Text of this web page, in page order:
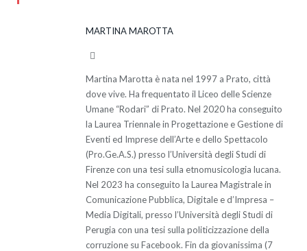
MARTINA MAROTTA
Martina Marotta è nata nel 1997 a Prato, città
dove vive. Ha frequentato il Liceo delle Scienze
Umane “Rodari” di Prato. Nel 2020 ha conseguito
la Laurea Triennale in Progettazione e Gestione di
Eventi ed Imprese dell’Arte e dello Spettacolo
(Pro.Ge.A.S.) presso l’Università degli Studi di
Firenze con una tesi sulla etnomusicologia lucana.
Nel 2023 ha conseguito la Laurea Magistrale in
Comunicazione Pubblica, Digitale e d’Impresa –
Media Digitali, presso l’Università degli Studi di
Perugia con una tesi sulla politicizzazione della
corruzione su Facebook. Fin da giovanissima (7